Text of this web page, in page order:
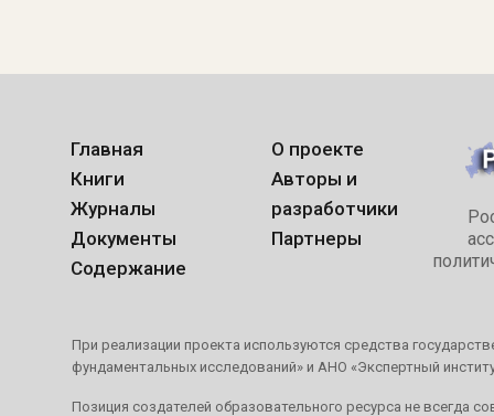
Главная
Книги
Журналы
Документы
Содержание
О проекте
Авторы и
разработчики
Партнеры
При реализации проекта используются средства
фундаментальных исследований» и АНО «Экспертный
Позиция создателей образовательного ресурса не всегда